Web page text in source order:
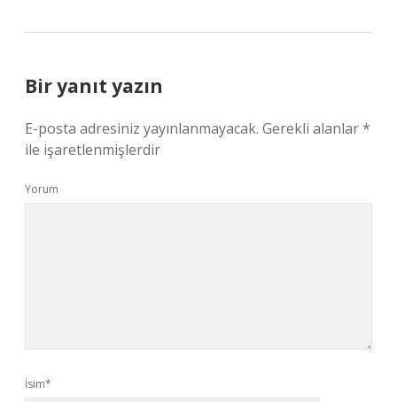
Bir yanıt yazın
E-posta adresiniz yayınlanmayacak. Gerekli alanlar*
ile işaretlenmişlerdir
Yorum
İsim*